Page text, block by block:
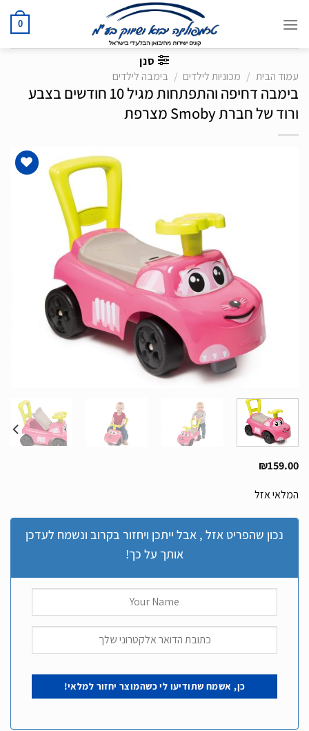
0
סנן
עמוד הבית
/ מכוניות לילדים / בימבה לילדים
בימבה דחיפה והתפתחות מגיל 10 חודשים בצבע
ורוד של חברת Smoby מצרפת
₪159.00
המלאי אזל
נכון שהפריט אזל , אבל ייתכן ויחזור בקרוב ונשמח לעדכן
אותך על כך!